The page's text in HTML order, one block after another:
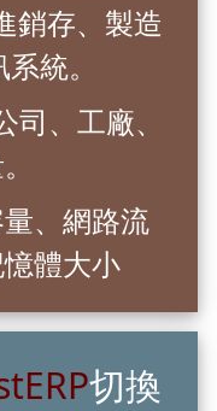
銷存、製造
統。
、工廠、
、網路流
體大小
切換